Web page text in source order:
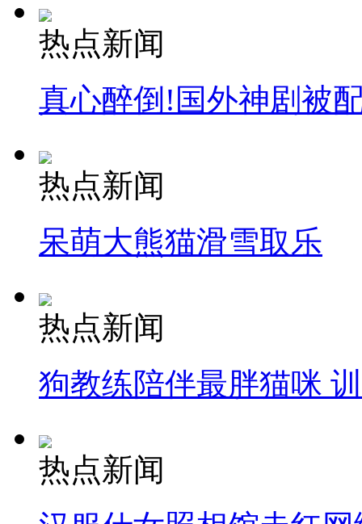
热点新闻
真心醉倒!国外神剧被
热点新闻
呆萌大熊猫滑雪取乐
热点新闻
狗教练陪伴最胖猫咪
热点新闻